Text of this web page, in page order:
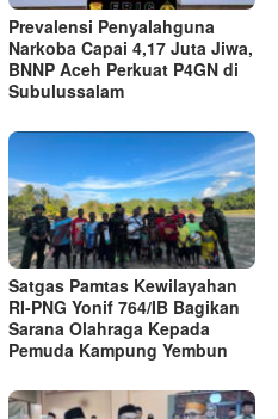
Prevalensi Penyalahguna
Narkoba Capai 4,17 Juta Jiwa,
BNNP Aceh Perkuat P4GN di
Subulussalam
Satgas Pamtas Kewilayahan
RI-PNG Yonif 764/IB Bagikan
Sarana Olahraga Kepada
Pemuda Kampung Yembun